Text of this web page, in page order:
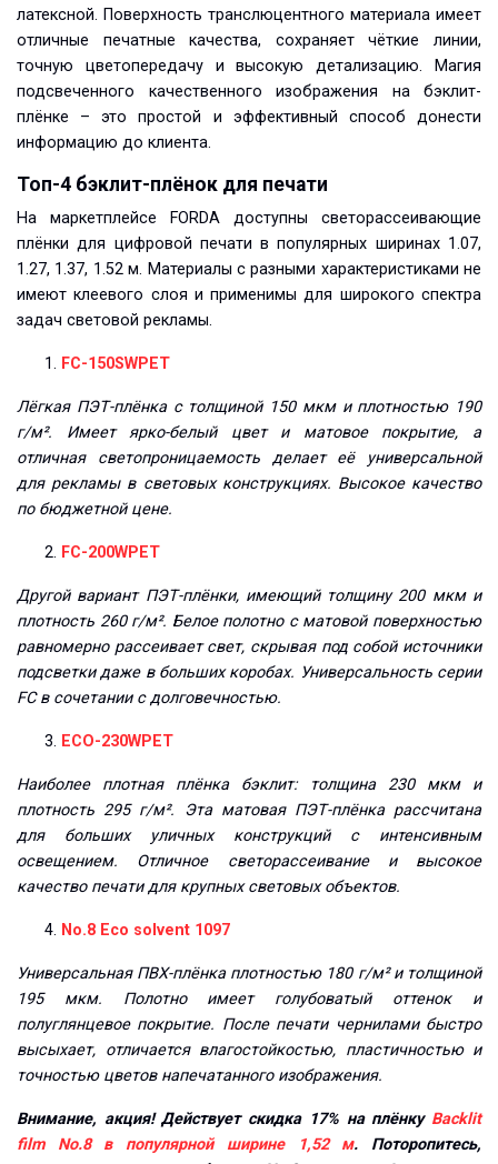
латексной. Поверхность транслюцентного материала имеет
отличные печатные качества, сохраняет чёткие линии,
точную цветопередачу и высокую детализацию. Магия
подсвеченного качественного изображения на бэклит-
плёнке – это простой и эффективный способ донести
информацию до клиента.
Топ-4 бэклит-плёнок для печати
На маркетплейсе FORDA доступны светорассеивающие
плёнки для цифровой печати в популярных ширинах 1.07,
1.27, 1.37, 1.52 м. Материалы с разными характеристиками не
имеют клеевого слоя и применимы для широкого спектра
задач световой рекламы.
FC-150SWPET
Лёгкая ПЭТ-плёнка с толщиной 150 мкм и плотностью 190
г/м². Имеет ярко-белый цвет и матовое покрытие, а
отличная светопроницаемость делает её универсальной
для рекламы в световых конструкциях. Высокое качество
по бюджетной цене.
FC-200WPET
Другой вариант ПЭТ-плёнки, имеющий толщину 200 мкм и
плотность 260 г/м². Белое полотно с матовой поверхностью
равномерно рассеивает свет, скрывая под собой источники
подсветки даже в больших коробах. Универсальность серии
FC в сочетании с долговечностью.
ECO-230WPET
Наиболее плотная плёнка бэклит: толщина 230 мкм и
плотность 295 г/м². Эта матовая ПЭТ-плёнка рассчитана
для больших уличных конструкций с интенсивным
освещением. Отличное светорассеивание и высокое
качество печати для крупных световых объектов.
No.8 Eco solvent 1097
Универсальная ПВХ-плёнка плотностью 180 г/м² и толщиной
195 мкм. Полотно имеет голубоватый оттенок и
полуглянцевое покрытие. После печати чернилами быстро
высыхает, отличается влагостойкостью, пластичностью и
точностью цветов напечатанного изображения.
Внимание, акция! Действует скидка 17% на плёнку Backlit
film No.8 в популярной ширине 1,52 м. Поторопитесь,